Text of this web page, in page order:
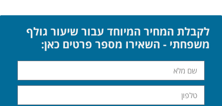
לקבלת המחיר המיוחד עבור שיעור גולף
משפחתי - השאירו מספר פרטים כאן: